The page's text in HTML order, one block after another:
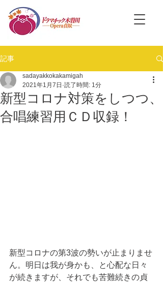
記事
新型コロナ対策をしつつ、
合唱練習用ＣＤ収録！
sadayakkokakamigah
2021年1月7日 読了時間: 1分
新型コロナの第3波の勢いが止まりませ
ん。明日は我が身かも、と心配な日々
が続きますが、それでも苦難続きの貞